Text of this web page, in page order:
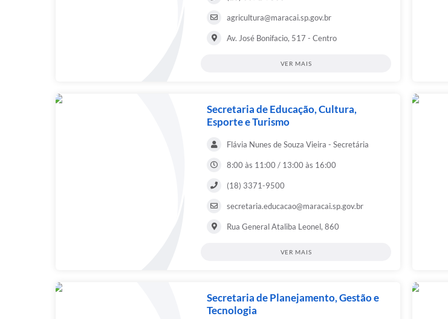
agricultura@maracai.sp.gov.br
Av. José Bonifacio, 517 - Centro
VER MAIS
Secretaria de Educação, Cultura,
Esporte e Turismo
Flávia Nunes de Souza Vieira - Secretária
8:00 às 11:00 / 13:00 às 16:00
(18) 3371-9500
secretaria.educacao@maracai.sp.gov.br
Rua General Ataliba Leonel, 860
VER MAIS
Secretaria de Planejamento, Gestão e
Tecnologia